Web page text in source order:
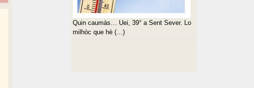
Quin caumàs… Uei, 39° a Sent Sever. Lo
milhòc que hè (…)